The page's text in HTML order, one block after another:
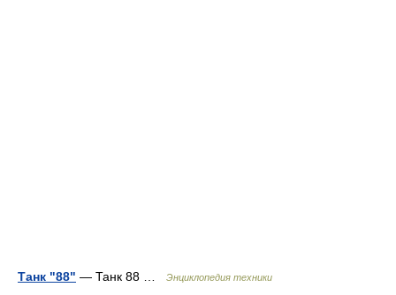
Танк "88" — Танк 88 … Энциклопедия техники